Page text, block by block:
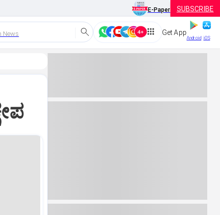
E-Paper SUBSCRIBE
News Get App
Android iOS